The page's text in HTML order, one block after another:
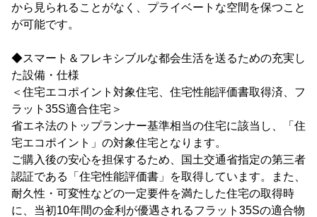
から見られることがなく、プライベートな空間を保つこと
が可能です。
◆スマート＆フレキシブルな都会生活を送るための充実し
た設備・仕様
＜住宅エコポイント対象住宅、住宅性能評価書取得済、フ
ラット35S適合住宅＞
省エネ法のトップランナー基準相当の住宅に該当し、「住
宅エコポイント」の対象住宅となります。
ご購入後の安心を担保するため、国土交通省指定の第三者
認証である「住宅性能評価書」を取得しています。また、
耐久性・可変性などの一定要件を満たした住宅の取得時
に、当初10年間の金利が優遇されるフラット35Sの適合物